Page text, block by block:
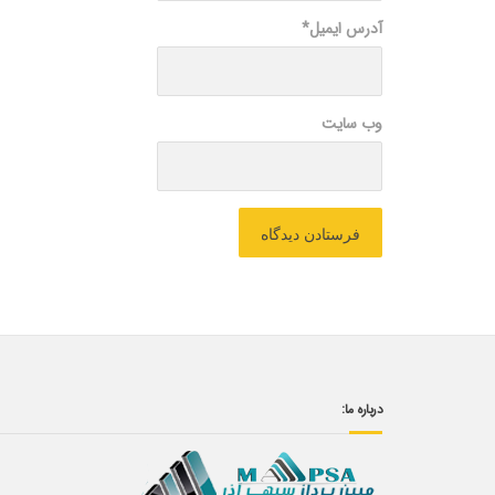
آدرس ایمیل*
وب سایت
درباره ما: